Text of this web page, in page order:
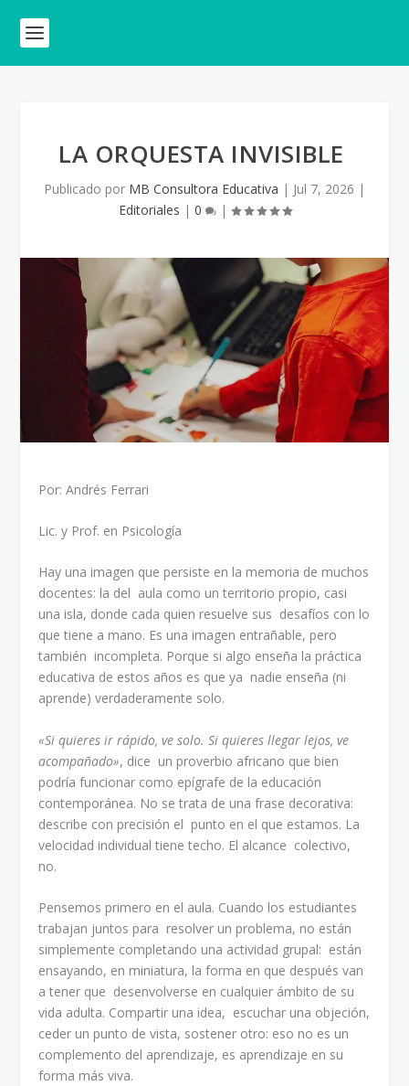
LA ORQUESTA INVISIBLE
Publicado por MB Consultora Educativa | Jul 7, 2026 |
Editoriales | 0 |
Por: Andrés Ferrari
Lic. y Prof. en Psicología
Hay una imagen que persiste en la memoria de muchos
docentes: la del aula como un territorio propio, casi
una isla, donde cada quien resuelve sus desafíos con lo
que tiene a mano. Es una imagen entrañable, pero
también incompleta. Porque si algo enseña la práctica
educativa de estos años es que ya nadie enseña (ni
aprende) verdaderamente solo.
«Si quieres ir rápido, ve solo. Si quieres llegar lejos, ve
acompañado», dice un proverbio africano que bien
podría funcionar como epígrafe de la educación
contemporánea. No se trata de una frase decorativa:
describe con precisión el punto en el que estamos. La
velocidad individual tiene techo. El alcance colectivo,
no.
Pensemos primero en el aula. Cuando los estudiantes
trabajan juntos para resolver un problema, no están
simplemente completando una actividad grupal: están
ensayando, en miniatura, la forma en que después van
a tener que desenvolverse en cualquier ámbito de su
vida adulta. Compartir una idea, escuchar una objeción,
ceder un punto de vista, sostener otro: eso no es un
complemento del aprendizaje, es aprendizaje en su
forma más viva.